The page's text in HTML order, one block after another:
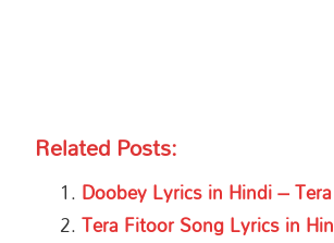
Related Posts:
Doobey Lyrics in Hindi –
Tera Fitoor Song Lyrics in